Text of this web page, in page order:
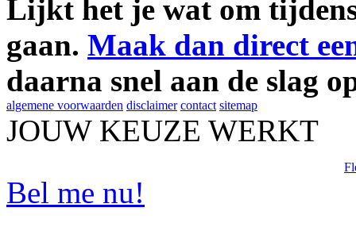
Lijkt het je wat om tijdens
gaan. Maak dan direct
daarna snel aan de slag
algemene voorwaarden disclaimer contact sitemap
JOUW KEUZE WERKT
Bel me nu!